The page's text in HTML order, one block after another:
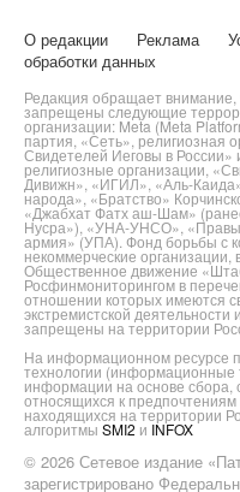
О редакции Реклама
обработки данных
Редакция обращает
запрещены следующие
организации: Meta (Meta
партия, «Сеть», религиозная
Свидетелей Иеговы в России»
религиозные организации,
Дивижн», «ИГИЛ», «Аль-
народа», «Братство»
«Джабхат Фатх аш-Шам»
Нусра»), «УНА-УНСО»,
армия» (УПА). Фонд борьбы с
некоммерческие
Общественное движение
Росфинмониторингом в
отношении которых имеются
экстремистской
запрещены на территории
На информационном ресурсе
технологии (информационные
информации на основе сбора,
относящихся к
находящихся на территории
алгоритмы SMI2 и INFOX
© 2026 Сетевое издание
зарегистрировано